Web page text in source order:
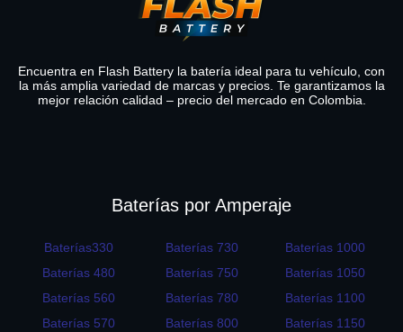
Encuentra en Flash Battery la batería ideal para tu vehículo, con
la más amplia variedad de marcas y precios. Te garantizamos la
mejor relación calidad – precio del mercado en Colombia.
Baterías por Amperaje
Baterías330
Baterías 480
Baterías 560
Baterías 570
Baterías 730
Baterías 750
Baterías 780
Baterías 800
Baterías 1000
Baterías 1050
Baterías 1100
Baterías 1150